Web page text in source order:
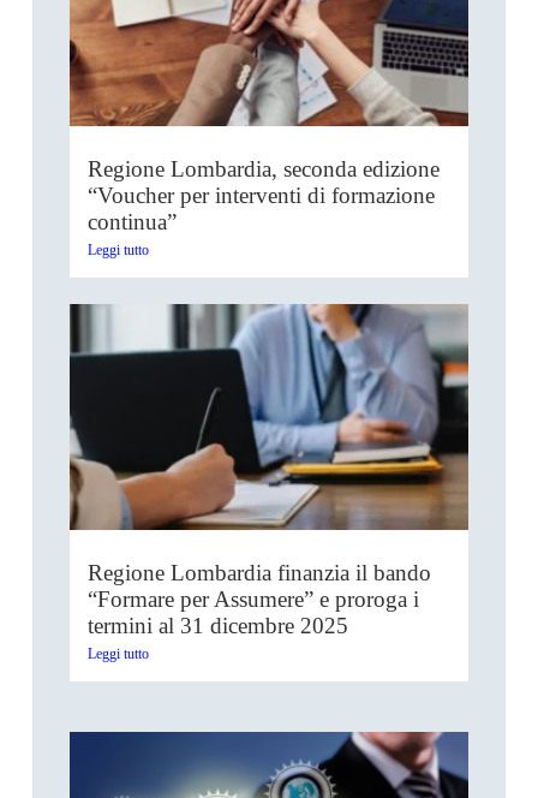
Regione Lombardia, seconda edizione
“Voucher per interventi di formazione
continua”
Leggi tutto
Regione Lombardia finanzia il bando
“Formare per Assumere” e proroga i
termini al 31 dicembre 2025
Leggi tutto